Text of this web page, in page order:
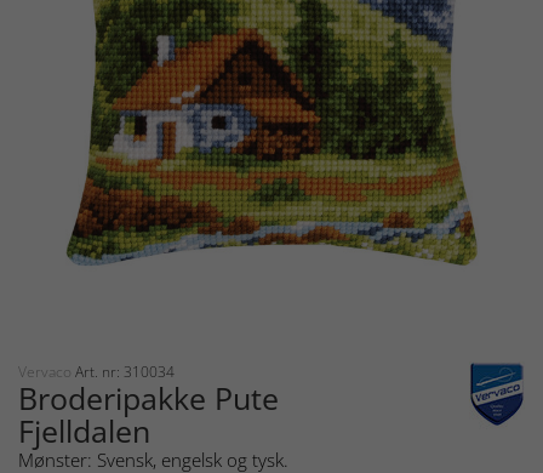
Vervaco Art. nr: 310034
Broderipakke Pute
Fjelldalen
Mønster: Svensk, engelsk og tysk.